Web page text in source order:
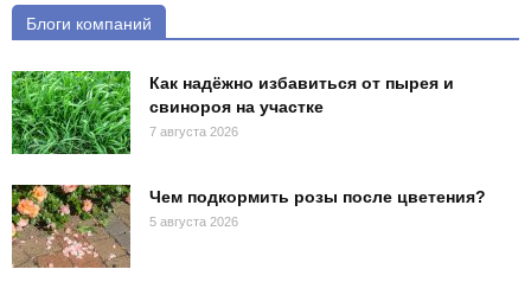
Блоги компаний
Как надёжно избавиться от пырея и
свинороя на участке
7 августа 2026
Чем подкормить розы после цветения?
5 августа 2026